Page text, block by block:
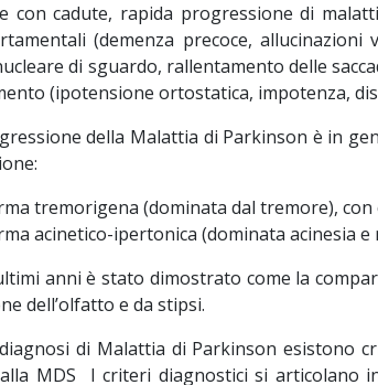
con cadute, rapida progressione di
(demenza precoce,
di sguardo, rallentamento delle
(ipotensione ortostatica, impotenza,
della Malattia di Parkinson è in
tremorigena (dominata dal tremore),
acinetico-ipertonica (dominata acinesia
anni è stato dimostrato come la
dell’olfatto e da stipsi.
di Malattia di Parkinson esistono
MDS I criteri diagnostici si articolano